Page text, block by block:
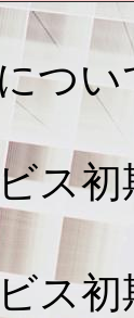
つい
ス初
ス初